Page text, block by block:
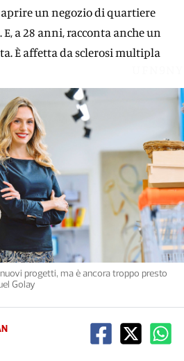
aprire un negozio di quartiere
a 28 anni, racconta anche un
È affetta da sclerosi multipla
progetti, ma è ancora troppo presto
Golay